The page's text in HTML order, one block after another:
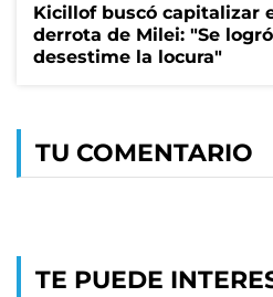
Kicillof buscó capitalizar
derrota de Milei: "Se
desestime la locura"
TU COMENTARIO
TE PUEDE